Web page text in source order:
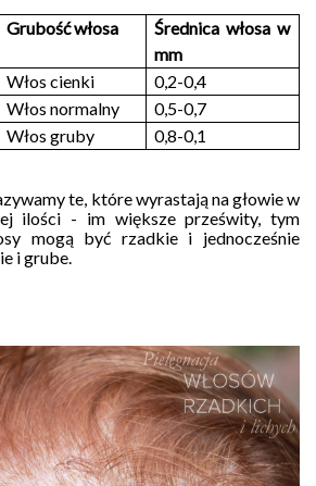
Grubość włosa
Średnica włosa w
mm
Włos cienki
0,2-0,4
Włos normalny
0,5-0,7
Włos gruby
0,8-0,1
te, które wyrastają na głowie w
ilości - im większe prześwity, tym
mogą być rzadkie i jednocześnie
i grube.